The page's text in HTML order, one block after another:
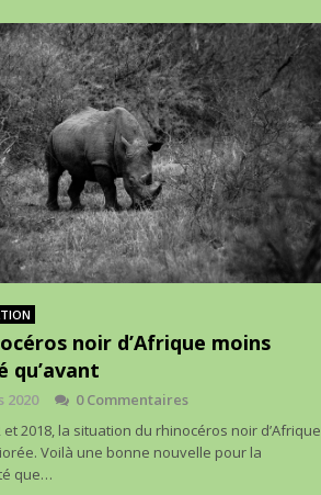
noir d’Afrique moins
qu’avant
2020
0 Commentaires
et 2018, la situation du rhinocéros noir d’Afrique
Voilà une bonne nouvelle pour la
que…